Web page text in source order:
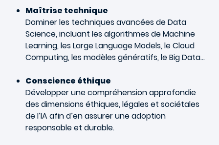
Maîtrise technique
Dominer les techniques avancées de Data
Science, incluant les algorithmes de Machine
Learning, les Large Language Models, le Cloud
Computing, les modèles génératifs, le Big Data…
Conscience éthique
Développer une compréhension approfondie
des dimensions éthiques, légales et sociétales
de l’IA afin d’en assurer une adoption
responsable et durable.